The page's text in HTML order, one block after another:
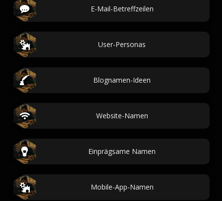
E-Mail-Betreffzeilen
User-Personas
Blognamen-Ideen
Website-Namen
Einprägsame Namen
Mobile-App-Namen